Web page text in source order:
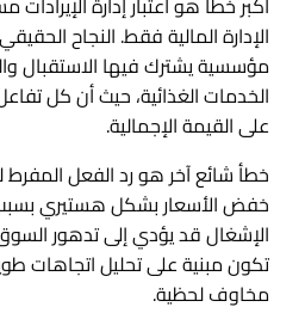
الإدارة المالية فقط. النجاح
مؤسسية يشترك فيها الاستقبال
الخدمات الغذائية، حيث أن كل
على القيمة الإجمالية.
خطأ شائع آخر هو رد الفعل المفرط
خفض الأسعار بشكل هستيري
الإشغال قد يؤدي إلى تدهور
تكون مبنية على تحليل اتجاهات
مخاوف لحظية.